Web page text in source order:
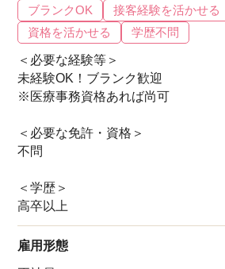
ブランクOK 接客経験を活かせる
資格を活かせる
学歴不問
＜必要な経験等＞
未経験OK！ブランク歓迎
※医療事務資格あれば尚可
＜必要な免許・資格＞
不問
＜学歴＞
高卒以上
雇用形態